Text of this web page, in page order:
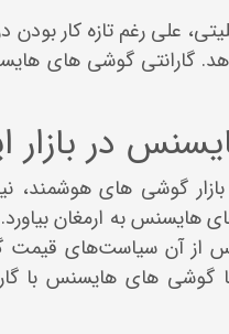
علی رغم تازه کار
گارانتی گوشی های
در بازار
گوشی های هوشمند،
هایسنس به ارمغان
از آن سیاست‌های
گوشی های هایسنس با